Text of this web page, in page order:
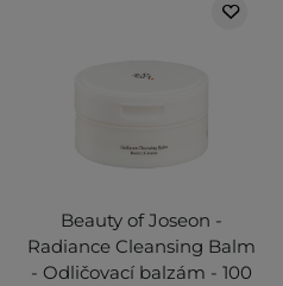
Beauty of Joseon -
Radiance Cleansing Balm
- Odličovací balzám - 100